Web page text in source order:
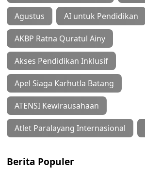
Agustus AI untuk Pendidikan
AKBP Ratna Quratul Ainy
Akses Pendidikan Inklusif
Apel Siaga Karhutla Batang
ATENSI Kewirausahaan
Atlet Paralayang Internasional
Berita Populer